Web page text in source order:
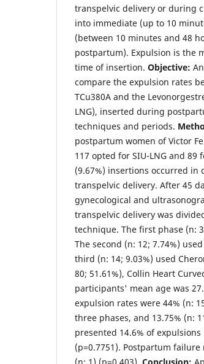
transpelvic delivery or during
into immediate (up to 10
(between 10 minutes and 48
postpartum). Expulsion is the
time of insertion. Objective:
compare the expulsion rates
TCu380A and the
LNG), inserted during
techniques and periods.
postpartum women of Victor
117 opted for SIU-LNG and 89
(9.67%) insertions occurred in
transpelvic delivery. After 45
gynecological and
transpelvic delivery was
technique. The first phase (n:
The second (n: 12; 7.74%)
third (n: 14; 9.03%) used
80; 51.61%), Collin Heart
participants' mean age was
expulsion rates were 44% (n:
three phases, and 13.75% (n:
presented 14.6% of expulsions
(p=0.7751). Postpartum failure